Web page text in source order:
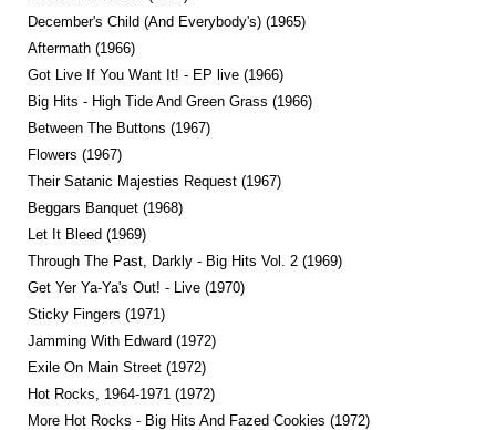
December's Child (And Everybody's) (1965)
Aftermath (1966)
Got Live If You Want It! - EP live (1966)
Big Hits - High Tide And Green Grass (1966)
Between The Buttons (1967)
Flowers (1967)
Their Satanic Majesties Request (1967)
Beggars Banquet (1968)
Let It Bleed (1969)
Through The Past, Darkly - Big Hits Vol. 2 (1969)
Get Yer Ya-Ya's Out! - Live (1970)
Sticky Fingers (1971)
Jamming With Edward (1972)
Exile On Main Street (1972)
Hot Rocks, 1964-1971 (1972)
More Hot Rocks - Big Hits And Fazed Cookies (1972)